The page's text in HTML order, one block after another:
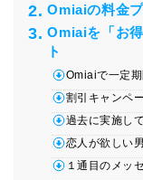
Omiaiの料金
Omiaiを「お
ト
Omiaiで一定
割引キャンペ
過去に実施し
恋人が欲しい
１通目のメッ